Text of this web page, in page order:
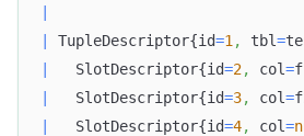
TupleDescriptor{id=1 , tbl=
   SlotDescriptor{id
=2, col=
   SlotDescriptor{id
=3, col=
   SlotDescriptor{id
=4, col=